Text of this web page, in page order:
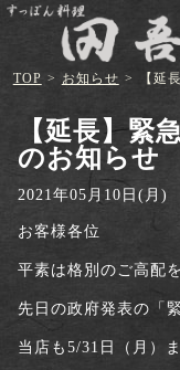
TOP > お知らせ > 【延
【延長】緊
のお知らせ
2021年05月10日(月)
お客様各位
平素は格別のご高配
先日の政府発表の「
当店も5/31日（月）